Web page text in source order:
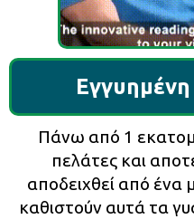
Πάνω από 1
πελάτες και
αποδειχθεί από ένα
καθιστούν αυτά τα